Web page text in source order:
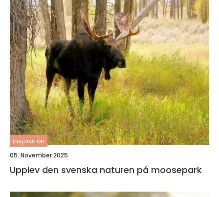
inspiration
05. November 2025
Upplev den svenska naturen på moosepark